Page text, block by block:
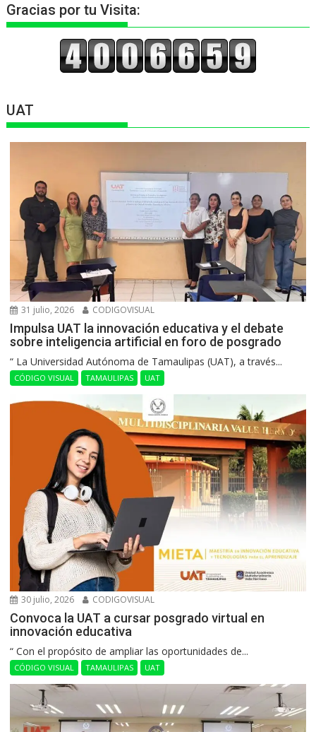
Gracias por tu Visita:
UAT
31 julio, 2026 CODIGOVISUAL
Impulsa UAT la innovación educativa y el debate
sobre inteligencia artificial en foro de posgrado
“ La Universidad Autónoma de Tamaulipas (UAT), a través...
CÓDIGO VISUAL TAMAULIPAS UAT
30 julio, 2026 CODIGOVISUAL
Convoca la UAT a cursar posgrado virtual en
innovación educativa
“ Con el propósito de ampliar las oportunidades de...
CÓDIGO VISUAL TAMAULIPAS UAT